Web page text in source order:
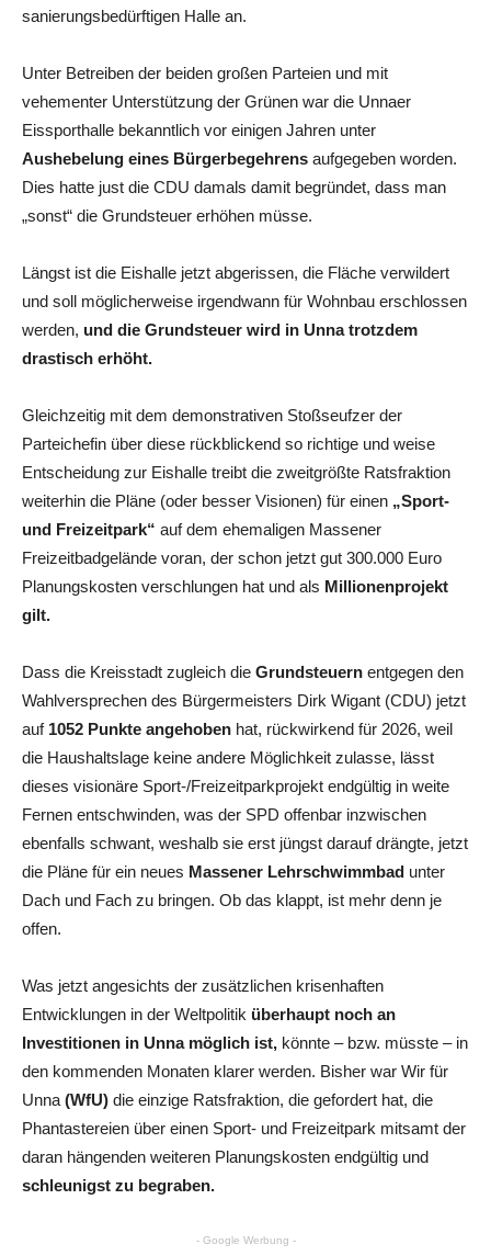
sanierungsbedürftigen Halle an.
Unter Betreiben der beiden großen Parteien und mit
vehementer Unterstützung der Grünen war die Unnaer
Eissporthalle bekanntlich vor einigen Jahren unter
Aushebelung eines Bürgerbegehrens aufgegeben worden.
Dies hatte just die CDU damals damit begründet, dass man
„sonst“ die Grundsteuer erhöhen müsse.
Längst ist die Eishalle jetzt abgerissen, die Fläche verwildert
und soll möglicherweise irgendwann für Wohnbau erschlossen
werden, und die Grundsteuer wird in Unna trotzdem
drastisch erhöht.
Gleichzeitig mit dem demonstrativen Stoßseufzer der
Parteichefin über diese rückblickend so richtige und weise
Entscheidung zur Eishalle treibt die zweitgrößte Ratsfraktion
weiterhin die Pläne (oder besser Visionen) für einen „Sport-
und Freizeitpark“ auf dem ehemaligen Massener
Freizeitbadgelände voran, der schon jetzt gut 300.000 Euro
Planungskosten verschlungen hat und als Millionenprojekt
gilt.
Dass die Kreisstadt zugleich die Grundsteuern entgegen den
Wahlversprechen des Bürgermeisters Dirk Wigant (CDU) jetzt
auf 1052 Punkte angehoben hat, rückwirkend für 2026, weil
die Haushaltslage keine andere Möglichkeit zulasse, lässt
dieses visionäre Sport-/Freizeitparkprojekt endgültig in weite
Fernen entschwinden, was der SPD offenbar inzwischen
ebenfalls schwant, weshalb sie erst jüngst darauf drängte, jetzt
die Pläne für ein neues Massener Lehrschwimmbad unter
Dach und Fach zu bringen. Ob das klappt, ist mehr denn je
offen.
Was jetzt angesichts der zusätzlichen krisenhaften
Entwicklungen in der Weltpolitik überhaupt noch an
Investitionen in Unna möglich ist, könnte – bzw. müsste – in
den kommenden Monaten klarer werden. Bisher war Wir für
Unna (WfU) die einzige Ratsfraktion, die gefordert hat, die
Phantastereien über einen Sport- und Freizeitpark mitsamt der
daran hängenden weiteren Planungskosten endgültig und
schleunigst zu begraben.
- Google Werbung -